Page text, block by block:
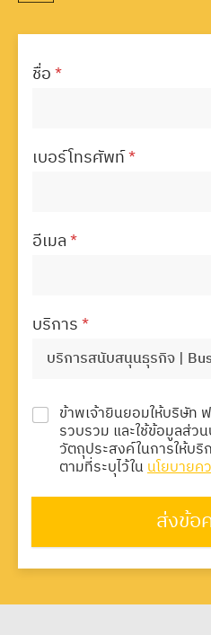
ชื่อ*
เบอร์โทรศัพท์*
อีเมล*
บริการ*
ข้าพเจ้ายินยอมให้บริษัท
รวบรวม และใช้ข้อมูลส่ว
วัตถุประสงค์ในการให้บ
ตามที่ระบุไว้ในนโยบายค
ส่งข้อ